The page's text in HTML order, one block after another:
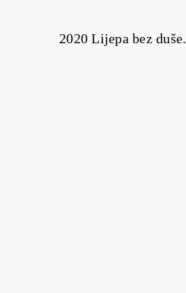
2020 Lijepa bez duše.